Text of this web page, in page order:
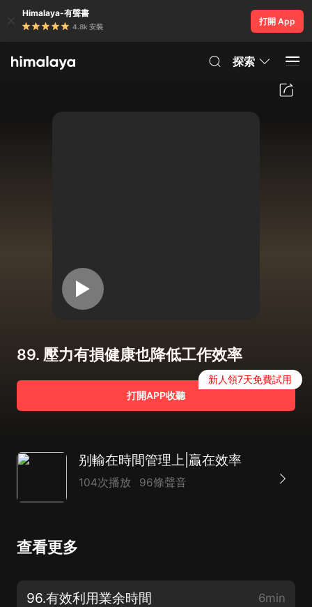
Himalaya-有聲書
4.8k 安裝
打開 App
探索
89. 壓力有損健康也降低工作效率
打開APP收聽
新人領7天免費試用
别輸在時間管理上|贏在效率
104次播放 96條聲音
查看更多
96.有效利用業余時間 6min